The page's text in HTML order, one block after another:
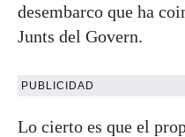
desembarco que ha
Junts del Govern.
PUBLICIDAD
Lo cierto es que el